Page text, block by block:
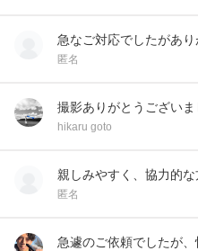
急なご対応でしたがあり
匿名
撮影ありがとうござい
hikaru goto
親しみやすく、協力的
匿名
急遽のご依頼でしたが